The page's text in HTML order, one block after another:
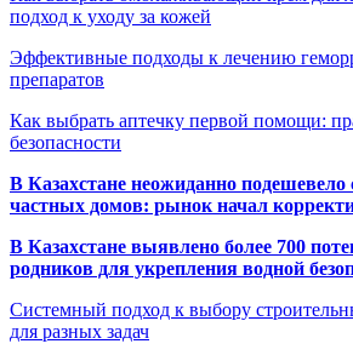
подход к уходу за кожей
Эффективные подходы к лечению
препаратов
Как выбрать аптечку первой помощи:
безопасности
В Казахстане неожиданно подешевело
частных домов: рынок начал
В Казахстане выявлено более 700
родников для укрепления водной
Системный подход к выбору
для разных задач